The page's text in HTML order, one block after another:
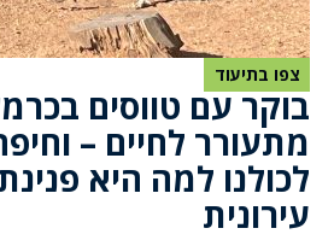
צפו בתיעוד
בוקר עם טווסים
מתעורר לחיים –
לכולנו למה היא
עירונית